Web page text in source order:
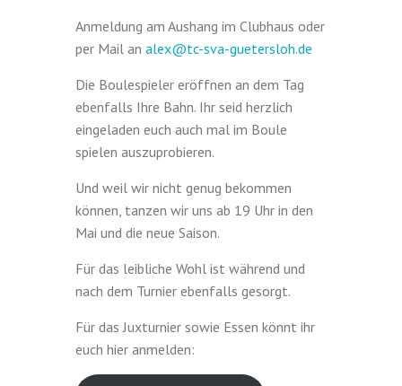
Anmeldung am Aushang im Clubhaus oder
per Mail an alex@tc-sva-guetersloh.de
Die Boulespieler eröffnen an dem Tag
ebenfalls Ihre Bahn. Ihr seid herzlich
eingeladen euch auch mal im Boule
spielen auszuprobieren.
Und weil wir nicht genug bekommen
können, tanzen wir uns ab 19 Uhr in den
Mai und die neue Saison.
Für das leibliche Wohl ist während und
nach dem Turnier ebenfalls gesorgt.
Für das Juxturnier sowie Essen könnt ihr
euch hier anmelden: